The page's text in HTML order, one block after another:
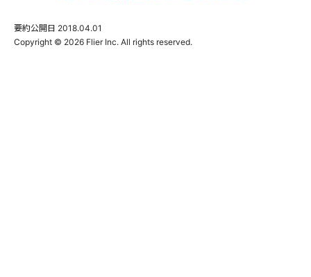
要約公開日 2018.04.01